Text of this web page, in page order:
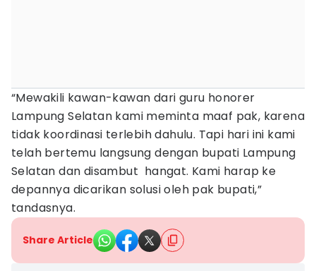
“Mewakili kawan-kawan dari guru honorer
Lampung Selatan kami meminta maaf pak, karena
tidak koordinasi terlebih dahulu. Tapi hari ini kami
telah bertemu langsung dengan bupati Lampung
Selatan dan disambut hangat. Kami harap ke
depannya dicarikan solusi oleh pak bupati,”
tandasnya.
Share Article